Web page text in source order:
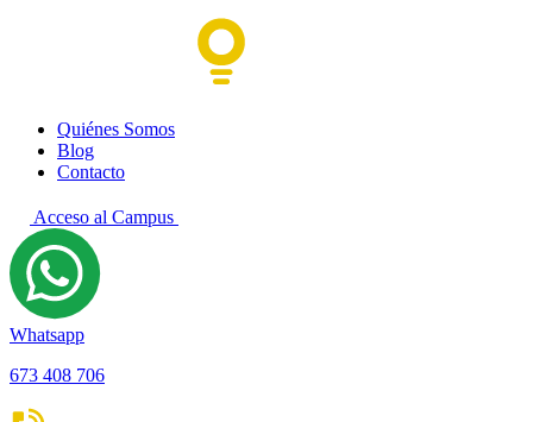
Quiénes Somos
Blog
Contacto
Acceso al Campus
Whatsapp
673 408 706